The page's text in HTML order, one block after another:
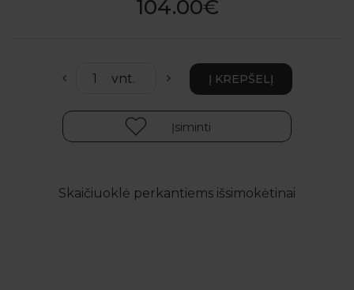
104.00€
Įsiminti
Skaičiuoklė perkantiems išsimokėtinai